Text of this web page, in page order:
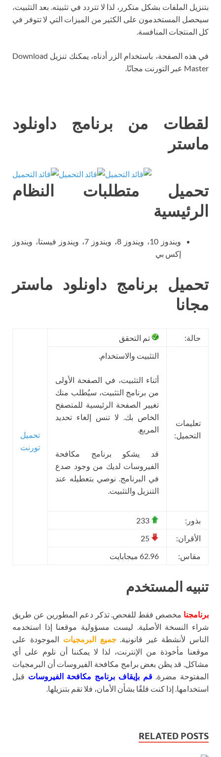
بتنزيل الملفات بشكل متكرر، لذا لا تتردد في تثبيته. بعد التثبيت،
سيحصل المستخدمون على الكثير من الميزات التي لا تتوفر في
كل المنتجات المنافسة.
في هذه الصفحة، باستخدام الزر أدناه، يمكنك تنزيل Download
Master عبر التورنت مجانًا.
لقطات من برنامج داونلود
ماستر
تحميل متطلبات النظام
الرئيسية
ويندوز 10، ويندوز 8، ويندوز 7، ويندوز فيستا، ويندوز
إكس بي
تحميل برنامج داونلود ماستر
مجانا
حالة: تم التحقق
تحميل
تورنت
تعليمات
التحميل:
التثبيت والاستخدام.
أثناء التثبيت، في الصفحة الأولى
من برنامج التثبيت، سيُطلب منك
تغيير الصفحة الرئيسية للمتصفح
الخاص بك. لا تنس إلغاء تحديد
المربع.
قد يشكو برنامج مكافحة
الفيروسات لديك من وجود صدع
في البرنامج. نوصي بتعطيله عند
التنزيل والتثبيت.
بذور:
الأقران:
مقاس:
62.96 ميجابايت
تنبيه المستخدم
برنامجنا مخصص فقط للفحص. تذكر دعم المطورين عن طريق
شراء النسخة الأصلية. ليست مسؤولية موقعنا إذا استخدمه
الناس لأنشطة غير قانونية.جميع البرمجيات الموجودة على
موقعنا مأخوذة من الإنترنت، لذا لا يمكننا أن نلوم على أي
مشاكل. قد يظن بعض برامج مكافحة الفيروسات أن البرمجيات
المفتوحة مضرة.قم بإيقاف برنامج مكافحة الفيروسات قبل
استخدامها. إذا كنت قلقًا بشأن الأمان، فلا تقم بتنزيلها.
RELATED POSTS